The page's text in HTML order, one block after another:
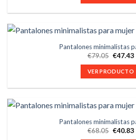
Pantalones minimalistas
€79.05 €47.43
VER PRODUCTO
Pantalones minimalistas
€68.05 €40.83